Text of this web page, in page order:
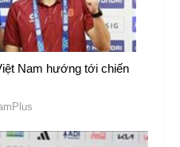
Nam hướng tới chiến